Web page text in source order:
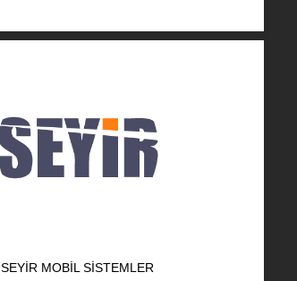
SEYIR MOBIL SISTEMLER